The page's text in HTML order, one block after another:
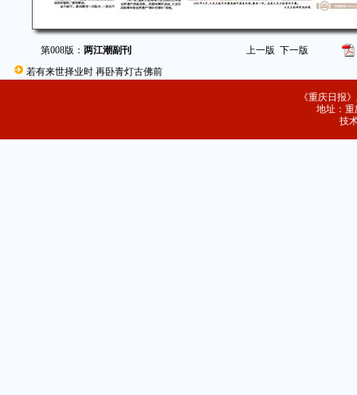
第008版：两江潮副刊 上一版 下一版
若有来世择业时 再卧青灯古佛前
《重庆日报
地址：重
技